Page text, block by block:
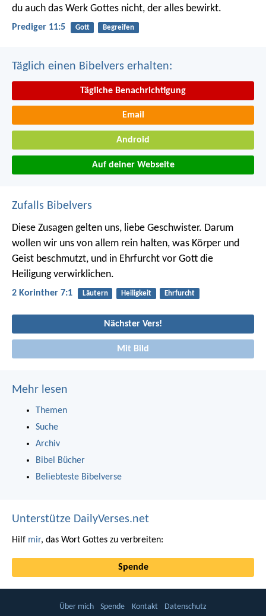
du auch das Werk Gottes nicht, der alles bewirkt.
Prediger 11:5 Gott Begreifen
Täglich einen Bibelvers erhalten:
Tägliche Benachrichtigung
Email
Android
Auf deiner Webseite
Zufalls Bibelvers
Diese Zusagen gelten uns, liebe Geschwister. Darum
wollen wir uns von allem rein halten, was Körper und
Geist beschmutzt, und in Ehrfurcht vor Gott die
Heiligung verwirklichen.
2 Korinther 7:1 Läutern Heiligkeit Ehrfurcht
Nächster Vers!
Mit Bild
Mehr lesen
Themen
Suche
Archiv
Bibel Bücher
Beliebteste Bibelverse
Unterstütze DailyVerses.net
Hilf mir, das Wort Gottes zu verbreiten:
Spende
Über mich Spende Kontakt Datenschutz